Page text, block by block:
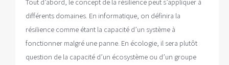
différents domaines. En informatique, on définira la
résilience comme étant la capacité d’un système à
fonctionner malgré une panne. En écologie, il sera plutôt
question de la capacité d’un écosystème ou d’un groupe